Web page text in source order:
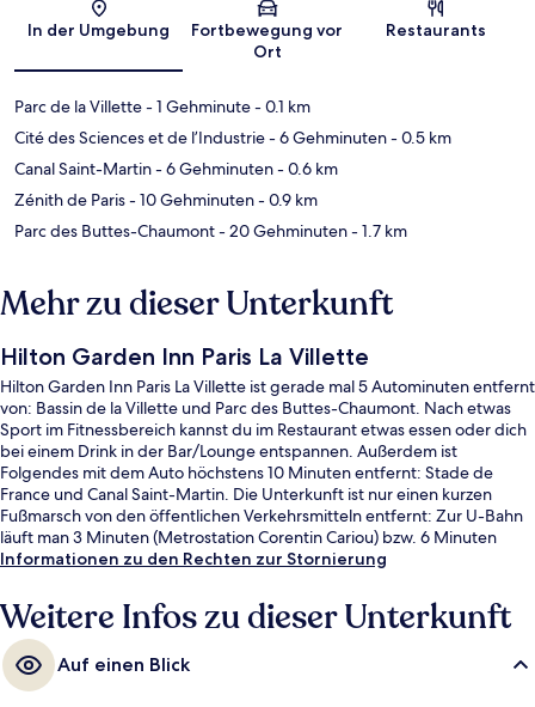
Karte
In der Umgebung
Fortbewegung vor
Ort
Restaurants
Parc de la Villette- 1 Gehminute- 0.1 km
Cité des Sciences et de l’Industrie- 6 Gehminuten- 0.5 km
Canal Saint-Martin- 6 Gehminuten- 0.6 km
Zénith de Paris- 10 Gehminuten- 0.9 km
Parc des Buttes-Chaumont- 20 Gehminuten- 1.7 km
Mehr zu dieser Unterkunft
Hilton Garden Inn Paris La Villette
Hilton Garden Inn Paris La Villette ist gerade mal 5 Autominuten entfernt
von: Bassin de la Villette und Parc des Buttes-Chaumont. Nach etwas
Sport im Fitnessbereich kannst du im Restaurant etwas essen oder dich
bei einem Drink in der Bar/Lounge entspannen. Außerdem ist
Folgendes mit dem Auto höchstens 10 Minuten entfernt: Stade de
France und Canal Saint-Martin. Die Unterkunft ist nur einen kurzen
Fußmarsch von den öffentlichen Verkehrsmitteln entfernt: Zur U-Bahn
läuft man 3 Minuten (Metrostation Corentin Cariou) bzw. 6 Minuten
(Straßenbahnhaltestelle Canal Saint-Denis).
Informationen zu den Rechten zur Stornierung
Weitere Infos zu dieser Unterkunft
Auf einen Blick